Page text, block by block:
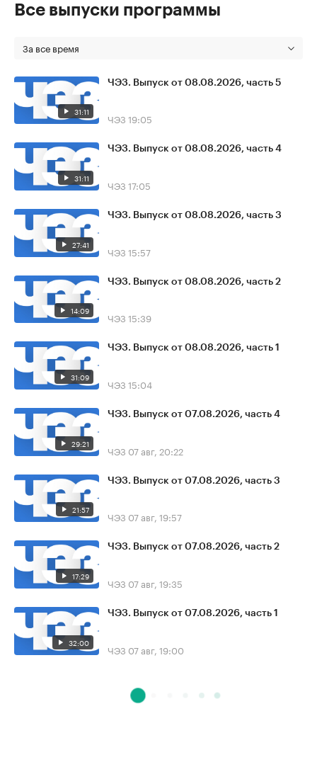
Все выпуски программы
За все время
31:11
ЧЭЗ. Выпуск от 08.08.2026, часть 5
ЧЭЗ 19:05
31:11
ЧЭЗ. Выпуск от 08.08.2026, часть 4
ЧЭЗ 17:05
27:41
ЧЭЗ. Выпуск от 08.08.2026, часть 3
ЧЭЗ 15:57
14:09
ЧЭЗ. Выпуск от 08.08.2026, часть 2
ЧЭЗ 15:39
31:09
ЧЭЗ. Выпуск от 08.08.2026, часть 1
ЧЭЗ 15:04
29:21
ЧЭЗ. Выпуск от 07.08.2026, часть 4
ЧЭЗ 07 авг, 20:22
21:57
ЧЭЗ. Выпуск от 07.08.2026, часть 3
ЧЭЗ 07 авг, 19:57
17:29
ЧЭЗ. Выпуск от 07.08.2026, часть 2
ЧЭЗ 07 авг, 19:35
32:00
ЧЭЗ. Выпуск от 07.08.2026, часть 1
ЧЭЗ 07 авг, 19:00